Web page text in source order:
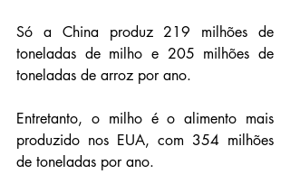
Só a China produz 219 milhões de
toneladas de milho e 205 milhões de
toneladas de arroz por ano.
Entretanto, o milho é o alimento mais
produzido nos EUA, com 354 milhões
de toneladas por ano.